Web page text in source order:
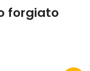
forgiato